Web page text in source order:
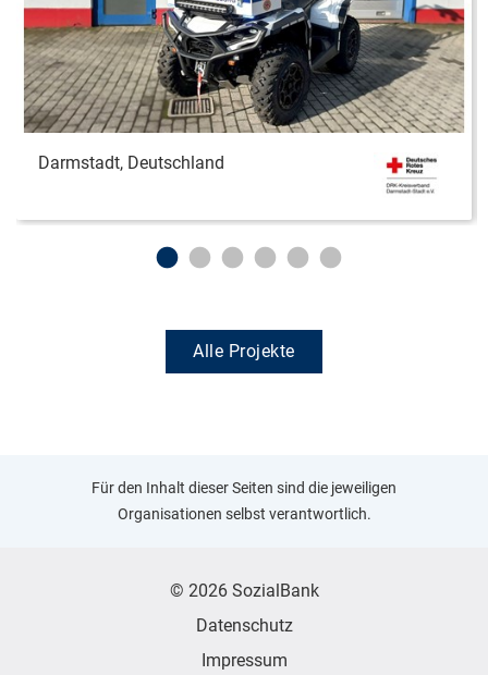
Darmstadt, Deutschland
Alle Projekte
Für den Inhalt dieser Seiten sind die jeweiligen
Organisationen selbst verantwortlich.
© 2026 SozialBank
Datenschutz
Impressum